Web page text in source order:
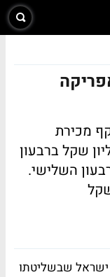
אפריקה
מכירת
הגולמי זינק מ-3 מיליון שקל ברבעון
שקל ברבעון השלישי.
ישראל שבשליטתו